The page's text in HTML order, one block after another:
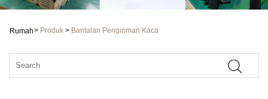
Rumah> Produk > Bantalan Pengiriman Kaca